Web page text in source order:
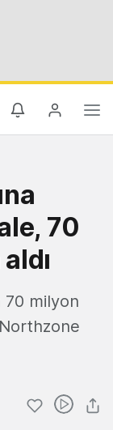
70
70 milyon